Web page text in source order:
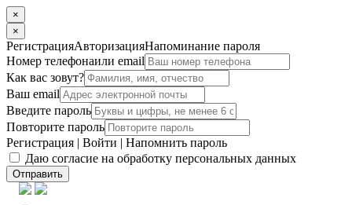
×
×
РегистрацияАвторизацияНапоминание пароля
Номер телефонаили email
Как вас зовут?
Ваш email
Введите пароль
Повторите пароль
Регистрация | Войти | Напомнить пароль
Даю согласие на обработку персональных данных
Отправить